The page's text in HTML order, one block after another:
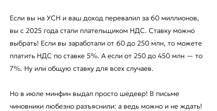
Если вы на УСН и ваш доход перевалил за 60 миллионов,
вы с 2025 года стали плательщиком НДС. Ставку можно
выбрать! Если вы заработали от 60 до 250 млн, то можете
платить НДС по ставке 5%. А если от 250 до 450 млн — то
7%. Ну или общую ставку для всех случаев.
Но в июле минфин выдал просто шедевр! В письме
чиновники любезно разъяснили: а ведь можно и не ждать!